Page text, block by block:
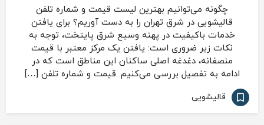
چگونه می‌توانیم بهترین لیست قیمت و شماره تلفن
قالیشویی در شرق تهران را به دست آوریم؟ برای یافتن
خدمات باکیفیت در پهنه وسیع شرق پایتخت، توجه به
نکات زیر ضروری است: یافتن یک مرکز معتبر با قیمت
منصفانه، دغدغه اصلی ساکنان این مناطق است که در
ادامه به تفصیل بررسی می‌کنیم. قیمت و شماره تلفن […]
قالیشویی